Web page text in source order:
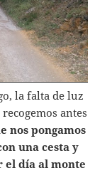
la falta de luz
antes
nos pongamos
una cesta y
el día al monte